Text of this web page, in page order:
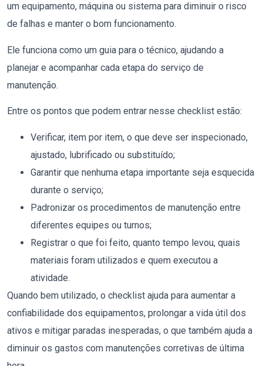
um equipamento, máquina ou sistema para diminuir o risco
de falhas e manter o bom funcionamento.
Ele funciona como um guia para o técnico, ajudando a
planejar e acompanhar cada etapa do serviço de
manutenção.
Entre os pontos que podem entrar nesse checklist estão:
Verificar, item por item, o que deve ser inspecionado,
ajustado, lubrificado ou substituído;
Garantir que nenhuma etapa importante seja esquecida
durante o serviço;
Padronizar os procedimentos de manutenção entre
diferentes equipes ou turnos;
Registrar o que foi feito, quanto tempo levou, quais
materiais foram utilizados e quem executou a
atividade.
Quando bem utilizado, o checklist ajuda para aumentar a
confiabilidade dos equipamentos, prolongar a vida útil dos
ativos e mitigar paradas inesperadas, o que também ajuda a
diminuir os gastos com manutenções corretivas de última